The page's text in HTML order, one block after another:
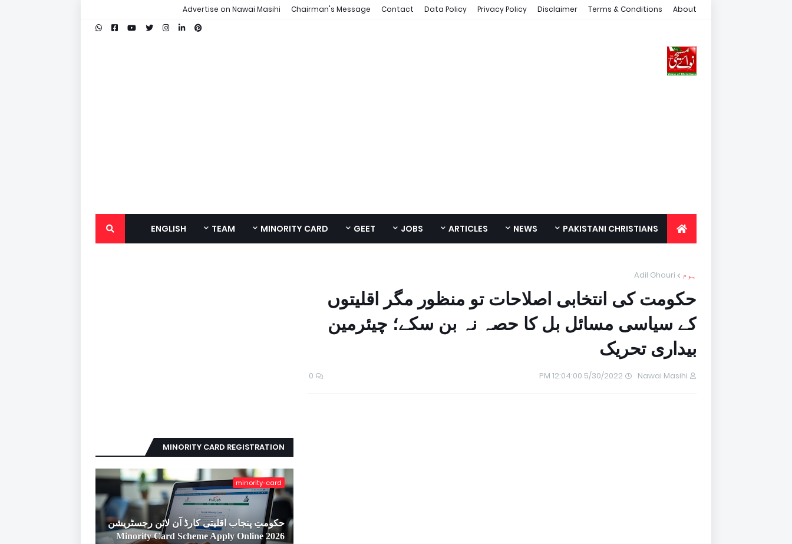
About
Terms & Conditions
Disclaimer
Privacy Policy
Data Policy
Contact
Chairman's Message
Advertise on Nawai Masihi
PAKISTANI CHRISTIANS
NEWS
ARTICLES
JOBS
GEET
MINORITY CARD
TEAM
ENGLISH
ہوم Adil Ghouri
حکومت کی انتخابی اصلاحات تو منظور مگر اقلیتوں
کے سیاسی مسائل بل کا حصہ نہ بن سکے؛ چیئرمین
بیداری تحریک
Nawai Masihi
5/30/2022 12:04:00 PM
0
MINORITY CARD REGISTRATION
minority-card
حکومتِ پنجاب اقلیتی کارڈ آن لائن رجسٹریشن
2026 Minority Card Scheme Apply Online